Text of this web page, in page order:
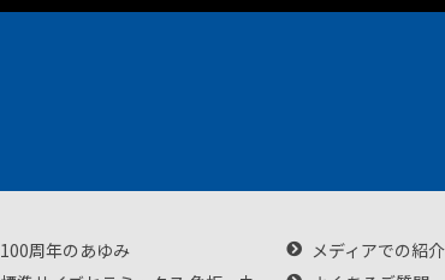
100周年のあゆみ
メディアでの紹